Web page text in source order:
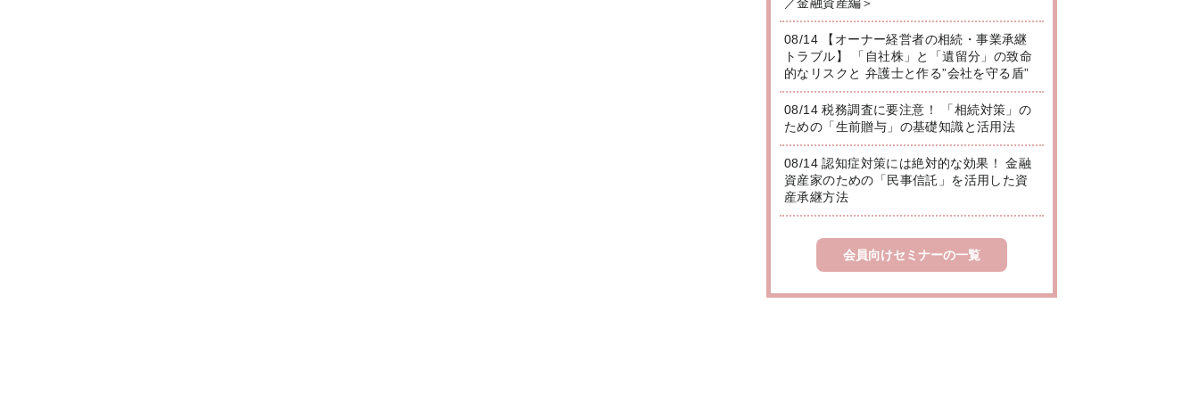
／金融資産編＞
08/14 【オーナー経営者の相続・事業承継
トラブル】 「自社株」と「遺留分」の致命
的なリスクと 弁護士と作る”会社を守る盾”
08/14 税務調査に要注意！ 「相続対策」の
ための「生前贈与」の基礎知識と活用法
08/14 認知症対策には絶対的な効果！ 金融
資産家のための「民事信託」を活用した資
産承継方法
会員向けセミナーの一覧